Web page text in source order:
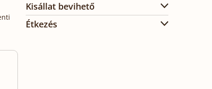
Kisállat bevihető
Étkezés